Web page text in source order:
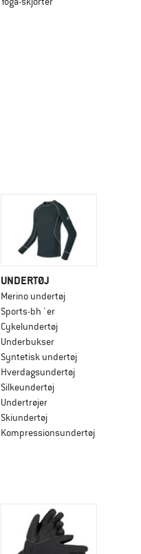
UNDERTØJ
Merino undertøj
Sports-bh´er
Cykelundertøj
Underbukser
Syntetisk undertøj
Hverdagsundertøj
Silkeundertøj
Undertrøjer
Skiundertøj
Kompressionsundertøj